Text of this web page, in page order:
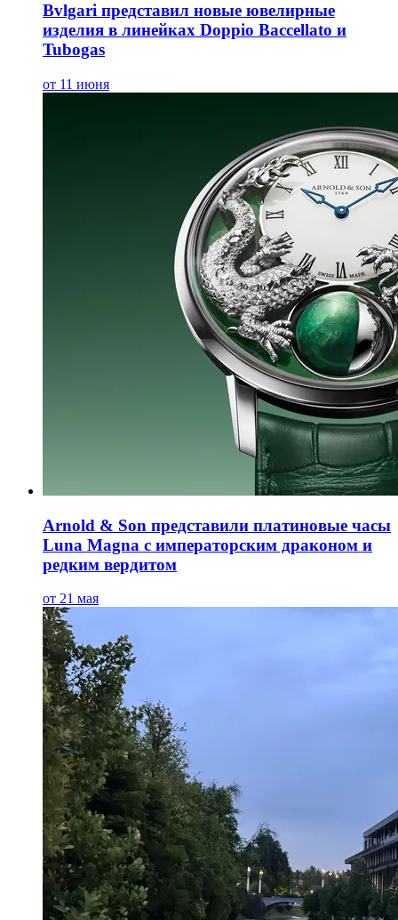
Bvlgari представил новые ювелирные
изделия в линейках Doppio Baccellato и
Tubogas
от 11 июня
Arnold & Son представили платиновые часы
Luna Magna с императорским драконом и
редким вердитом
от 21 мая